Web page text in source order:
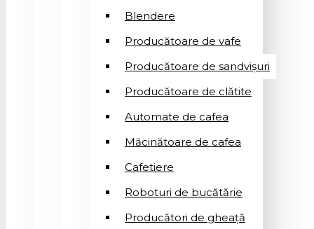
Blendere
Producătoare de vafe
Producătoare de sandvişuri
Producătoare de clătite
Automate de cafea
Măcinătoare de cafea
Cafetiere
Roboturi de bucătărie
Producători de gheață